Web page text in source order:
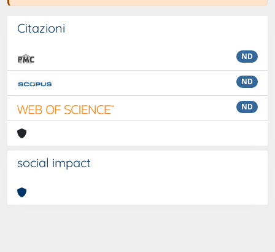
Citazioni
ND
ND
ND
social impact